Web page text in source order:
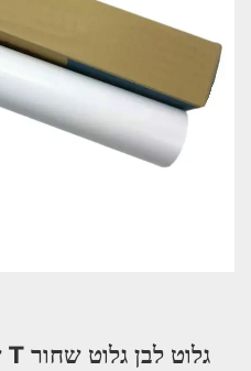
גלוט לבן גלוט שחור T